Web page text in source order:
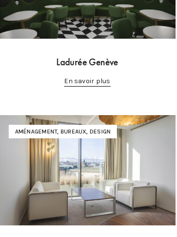
Ladurée Genève
En savoir plus
AMÉNAGEMENT, BUREAUX, DESIGN